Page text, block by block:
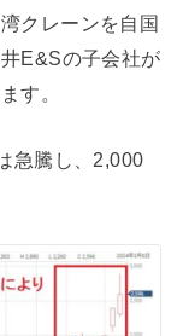
クレーンを自国
E&Sの子会社が
す。
急騰し、2,000